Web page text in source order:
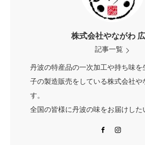
株式会社やながわ
記事一覧
丹波の特産品の一次加工や持ち味を
子の製造販売をしている株式会社や
す。
全国の皆様に丹波の味をお届けした